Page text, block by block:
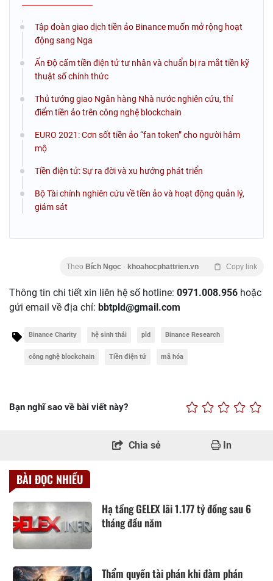
Tập đoàn giao dịch tiền ảo Binance muốn mở rộng hoạt
động sang Nga
Ấn Độ cấm tiền điện tử tư nhân và chuẩn bị ra mắt tiền kỹ
thuật số chính thức
Thủ tướng giao Ngân hàng Nhà nước nghiên cứu, thí
điểm tiền ảo trên công nghệ blockchain
EURO 2021: Cơn sốt tiền ảo “fan token” cho người hâm
mộ
Tiền điện tử: Sự ra đời và xu hướng phát triển
Bộ Tài chính nghiên cứu về tiền ảo và hoạt động quản lý,
giám sát
Theo Bích Ngọc - khoahocphattrien.vn Copy link
Thông tin chi tiết xin liên hệ số hotline: 0971.008.956 hoặc
gửi email về địa chỉ: bbtpld@gmail.com
Binance Charity hệ sinh thái pld Binance Research
công nghệ blockchain Tiền điện tử mã hóa
Bạn nghĩ sao về bài viết này?
Chia sẻ In
BÀI ĐỌC NHIỀU
Hạ tầng GELEX lãi 1.177 tỷ đồng sau 6
tháng đầu năm
Thẩm quyền tài phán khi đàm phán